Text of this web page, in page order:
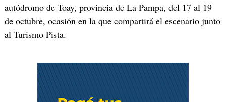
autódromo de Toay, provincia de La Pampa, del 17 al 19
de octubre, ocasión en la que compartirá el escenario junto
al Turismo Pista.